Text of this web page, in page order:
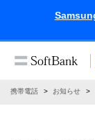
・携帯電話 お知らせ